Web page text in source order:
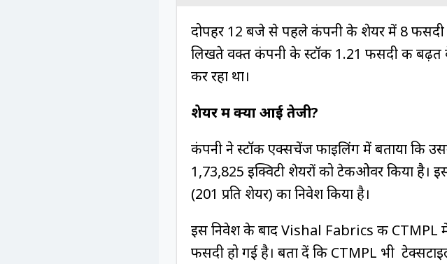
दोपहर 12 बजे से पहले कंपनी के शेयर में 8 फीसदी
लिखते वक्त कंपनी के स्टॉक 1.21 फीसदी की बढ़त
कर रहा था।
शेयर में क्यों आई तेजी?
कंपनी ने स्टॉक एक्सचेंज फाइलिंग में बताया
1,73,825 इक्विटी शेयरों को टेकओवर किया है।
(₹201 प्रति शेयर) का निवेश किया है।
इस निवेश के बाद Vishal Fabrics की CTMPL
फीसदी हो गई है। बता दें कि CTMPL भी